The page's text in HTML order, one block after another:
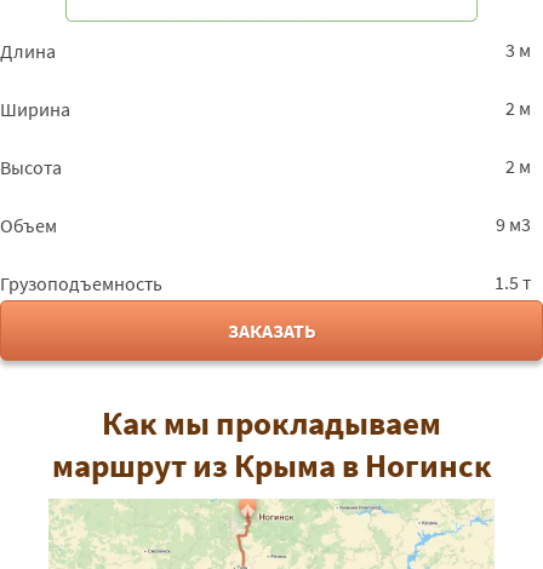
Длина 3 м
Ширина 2 м
Высота 2 м
Объем 9 м3
Грузоподъемность
1.5 т
ЗАКАЗАТЬ
Как мы прокладываем
маршрут из Крыма в Ногинск